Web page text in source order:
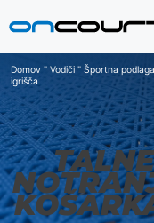
na
Domov " Vodiči " Športna podlaga
igrišča